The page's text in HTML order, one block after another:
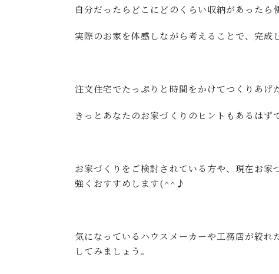
自分だったらどこにどのくらい収納があったら
実際のお家を体感しながら考えることで、完成
注文住宅でたっぷりと時間をかけてつくりあげ
きっとあなたのお家づくりのヒントもあるは
お家づくりをご検討されている方や、現在お
強くおすすめします(^^♪
気になっているハウスメーカーや工務店が絞
してみましょう。